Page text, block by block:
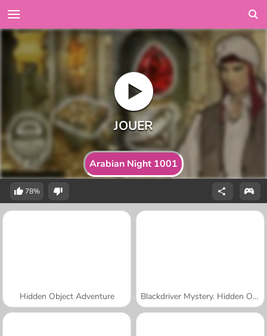
Arabian Night 1001
78%
Hidden Object Adventure Blackdriver Mystery. Hidden Objects